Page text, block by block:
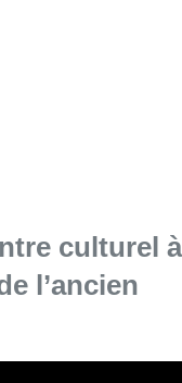
culturel à
l’ancien